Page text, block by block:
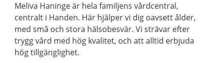
Meliva Haninge är hela familjens vårdcentral,
centralt i Handen. Här hjälper vi dig oavsett ålder,
med små och stora hälsobesvär. Vi strävar efter
trygg vård med hög kvalitet, och att alltid erbjuda
hög tillgänglighet.